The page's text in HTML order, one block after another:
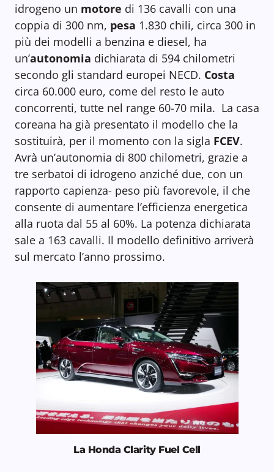
idrogeno un motore di 136 cavalli con una
coppia di 300 nm, pesa 1.830 chili, circa 300 in
più dei modelli a benzina e diesel, ha
un’autonomia dichiarata di 594 chilometri
secondo gli standard europei NECD. Costa
circa 60.000 euro, come del resto le auto
concorrenti, tutte nel range 60-70 mila. La casa
coreana ha già presentato il modello che la
sostituirà, per il momento con la sigla FCEV.
Avrà un’autonomia di 800 chilometri, grazie a
tre serbatoi di idrogeno anziché due, con un
rapporto capienza- peso più favorevole, il che
consente di aumentare l’efficienza energetica
alla ruota dal 55 al 60%. La potenza dichiarata
sale a 163 cavalli. Il modello definitivo arriverà
sul mercato l’anno prossimo.
La Honda Clarity Fuel Cell